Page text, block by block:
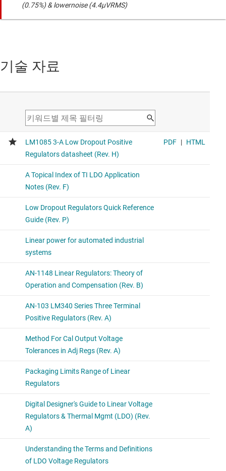
(0.75%) & lowernoise (4.4μVRMS)
기술 자료